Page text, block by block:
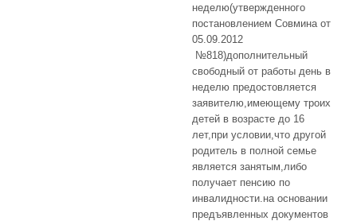
неделю(утвержденного
постановлением Совмина от
05.09.2012
№818)дополнительный
свободный от работы день в
неделю предостовляется
заявителю,имеющему троих
детей в возрасте до 16
лет,при условии,что другой
родитель в полной семье
является занятым,либо
получает пенсию по
инвалидности.на основании
предъявленных документов